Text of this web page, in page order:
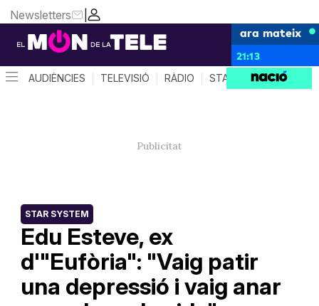
|
Newsletters
ara mateix
21:13
AUDIÈNCIES TELEVISIÓ RÀDIO STAR SYSTEM
Edu Esteve, ex
d'"Eufòria": "Vaig patir
una depressió i vaig anar
STAR SYSTEM